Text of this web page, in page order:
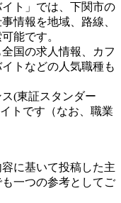
ト」では、下関市の
情報を地域、路線、
能です。
国の求人情報、カフ
トなどの人気職種も
(東証スタンダー
トです（なお、職業
に基いて投稿した主
一つの参考としてご